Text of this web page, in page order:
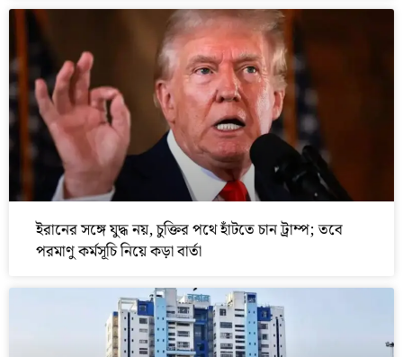
ইরানের সঙ্গে যুদ্ধ নয়, চুক্তির পথে হাঁটতে চান ট্রাম্প; তবে
পরমাণু কর্মসূচি নিয়ে কড়া বার্তা